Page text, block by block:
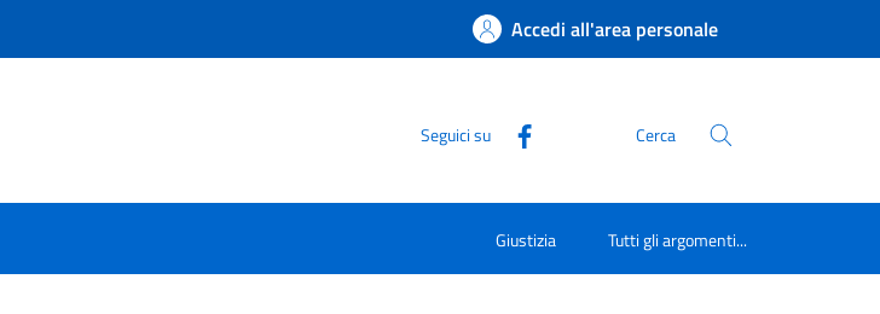
Accedi all'area personale
Seguici su Cerca
Giustizia Tutti gli argomenti...